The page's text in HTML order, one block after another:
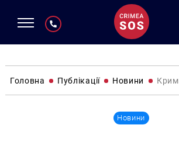
Головна Публікації Новини
Новини